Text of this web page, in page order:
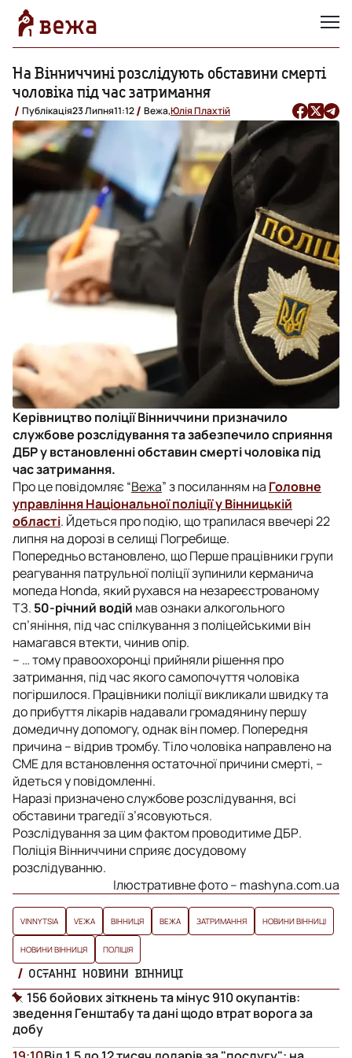
На Вінниччині розслідують обставини смерті
чоловіка під час затримання
Публікація23 Липня11:12 Вежа,Юлія Плахтій
Керівництво поліції Вінниччини призначило
службове розслідування та забезпечило сприяння
ДБР у встановленні обставин смерті чоловіка під
час затримання.
Про це повідомляє “Вежа” з посиланням на Головне
управління Національної поліції у Вінницькій
області. Йдеться про подію, що трапилася ввечері 22
липня на дорозі в селищі Погребище.
Попередньо встановлено, що Перше працівники групи
реагування патрульної поліції зупинили керманича
мопеда Honda, який рухався на незареєстрованому
ТЗ. 50-річний водій мав ознаки алкогольного
сп’яніння, під час спілкування з поліцейськими він
намагався втекти, чинив опір.
– … тому правоохоронці прийняли рішення про
затримання, під час якого самопочуття чоловіка
погіршилося. Працівники поліції викликали швидку та
до прибуття лікарів надавали громадянину першу
домедичну допомогу, однак він помер. Попередня
причина – відрив тромбу. Тіло чоловіка направлено на
СМЕ для встановлення остаточної причини смерті, –
йдеться у повідомленні.
Наразі призначено службове розслідування, всі
обставини трагедії з’ясовуються.
Розслідування за цим фактом проводитиме ДБР.
Поліція Вінниччини сприяє досудовому
розслідуванню.
Ілюстративне фото – mashyna.com.ua
VINNYTSIA VЕЖА ВІННИЦЯ ВЕЖА ЗАТРИМАННЯ НОВИНИ ВІННИЦІ
НОВИНИ ВІННИЦЯ ПОЛІЦІЯ
ОСТАННІ НОВИНИ ВІННИЦІ
156 бойових зіткнень та мінус 910 окупантів:
зведення Генштабу та дані щодо втрат ворога за
добу